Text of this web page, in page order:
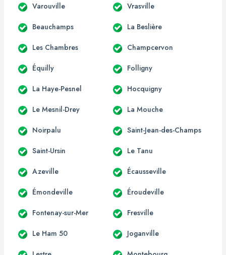
Varouville Vrasville
Beauchamps La Beslière
Les Chambres Champcervon
Équilly Folligny
La Haye-Pesnel Hocquigny
Le Mesnil-Drey La Mouche
Noirpalu Saint-Jean-des-Champs
Saint-Ursin Le Tanu
Azeville Écausseville
Émondeville Éroudeville
Fontenay-sur-Mer Fresville
Le Ham 50 Joganville